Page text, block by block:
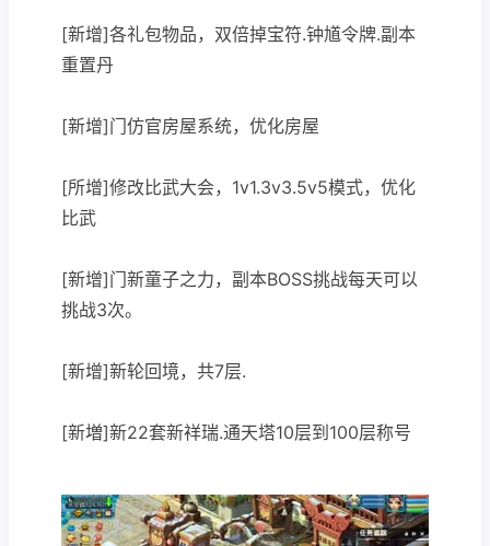
[新增]各礼包物品，双倍掉宝符.钟馗令牌.副本
重置丹
[新增]门仿官房屋系统，优化房屋
[所增]修改比武大会，1v1.3v3.5v5模式，优化
比武
[新增]门新童子之力，副本BOSS挑战每天可以
挑战3次。
[新增]新轮回境，共7层.
[新増]新22套新祥瑞.通天塔10层到100层称号